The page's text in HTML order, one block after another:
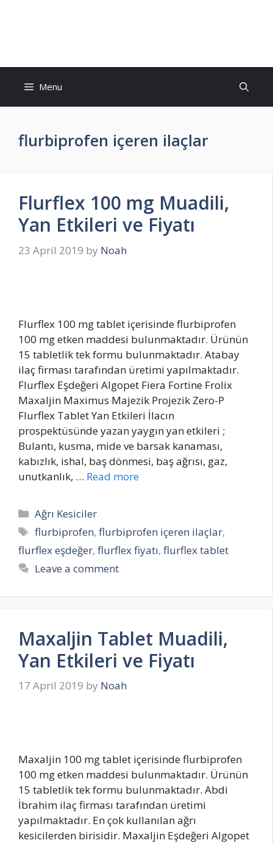
Menu
flurbiprofen içeren ilaçlar
Flurflex 100 mg Muadili,
Yan Etkileri ve Fiyatı
23 April 2019 by Noah
Flurflex 100 mg tablet içerisinde flurbiprofen
100 mg etken maddesi bulunmaktadır. Ürünün
15 tabletlik tek formu bulunmaktadır. Atabay
ilaç firması tarafından üretimi yapılmaktadır.
Flurflex Eşdeğeri Algopet Fiera Fortine Frolix
Maxaljin Maximus Majezik Projezik Zero-P
Flurflex Tablet Yan Etkileri İlacın
prospektüsünde yazan yaygın yan etkileri ;
Bulantı, kusma, mide ve barsak kanaması,
kabızlık, ishal, baş dönmesi, baş ağrısı, gaz,
unutkanlık, … Read more
Categories
Ağrı Kesiciler
Tags
flurbiprofen,flurbiprofen içeren ilaçlar,
flurflex eşdeğer, flurflex fiyatı, flurflex tablet
Leave a comment
Maxaljin Tablet Muadili,
Yan Etkileri ve Fiyatı
17 April 2019 by Noah
Maxaljin 100 mg tablet içerisinde flurbiprofen
100 mg etken maddesi bulunmaktadır. Ürünün
15 tabletlik tek formu bulunmaktadır. Abdi
İbrahim ilaç firması tarafından üretimi
yapılmaktadır. En çok kullanılan ağrı
kesicilerden birisidir. Maxaljin Eşdeğeri Algopet